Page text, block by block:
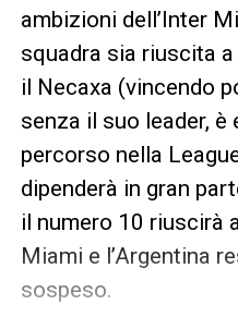
ambizioni dell’Inter
squadra sia riuscita
il Necaxa (vincendo
senza il suo leader, è
percorso nella
dipenderà in gran
il numero 10 riuscirà
Miami e l’Argentina
sospeso.